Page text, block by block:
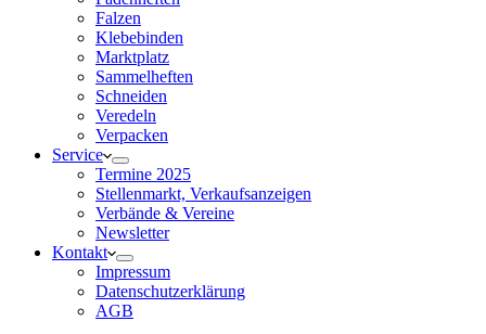
Falzen
Klebebinden
Marktplatz
Sammelheften
Schneiden
Veredeln
Verpacken
Service
Termine 2025
Stellenmarkt, Verkaufsanzeigen
Verbände & Vereine
Newsletter
Kontakt
Impressum
Datenschutzerklärung
AGB